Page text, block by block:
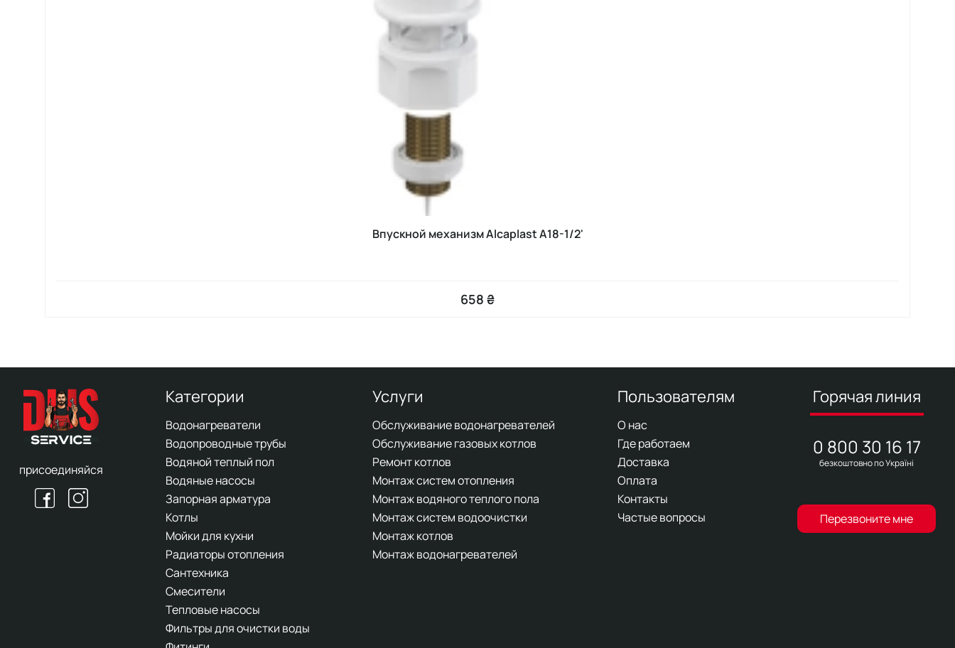
Впускной механизм Alcaplast A18-1/2'
658 ₴
присоединяйся
Категории
Водонагреватели
Водопроводные трубы
Водяной теплый пол
Водяные насосы
Запорная арматура
Котлы
Мойки для кухни
Радиаторы отопления
Сантехника
Смесители
Тепловые насосы
Фильтры для очистки воды
Услуги
Обслуживание водонагревателей
Обслуживание газовых котлов
Ремонт котлов
Монтаж систем отопления
Монтаж водяного теплого пола
Монтаж систем водоочистки
Монтаж котлов
Монтаж водонагревателей
Пользователям
О нас
Где работаем
Доставка
Оплата
Контакты
Частые вопросы
Горячая линия
0 800 30 16 17
безкоштовно по Україні
Перезвоните мне